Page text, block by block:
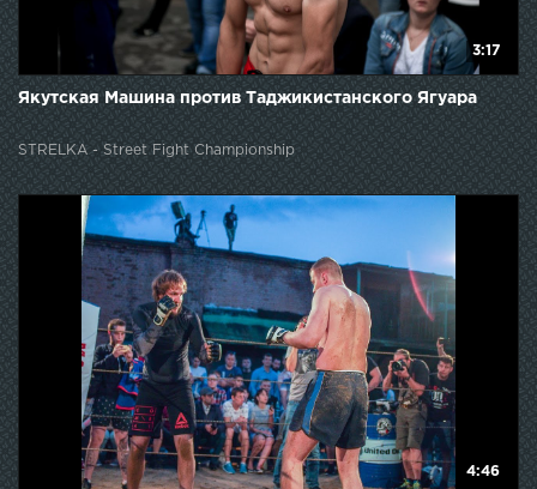
3:17
Якутская Машина против Таджикистанского Ягуара
STRELKA - Street Fight Championship
4:46